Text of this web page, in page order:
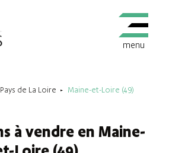
menu
Pays de La Loire Maine-et-Loire (49)
à vendre en Maine-